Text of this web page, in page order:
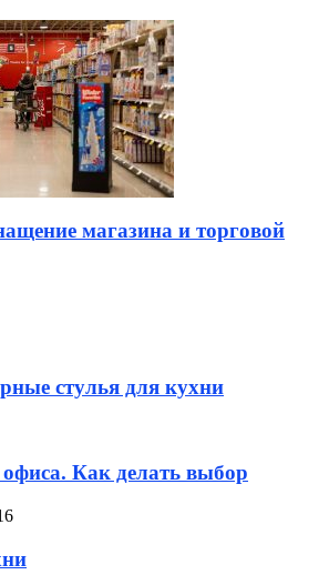
магазина и торговой
стулья для кухни
Как делать выбор